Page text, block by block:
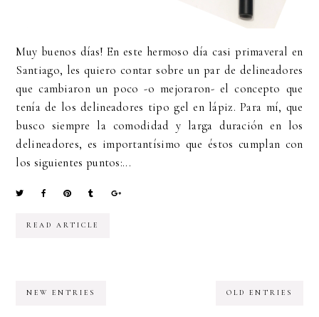
Muy buenos días! En este hermoso día casi primaveral en
Santiago, les quiero contar sobre un par de delineadores
que cambiaron un poco -o mejoraron- el concepto que
tenía de los delineadores tipo gel en lápiz. Para mí, que
busco siempre la comodidad y larga duración en los
delineadores, es importantísimo que éstos cumplan con
los siguientes puntos:...
READ ARTICLE
NEW ENTRIES OLD ENTRIES